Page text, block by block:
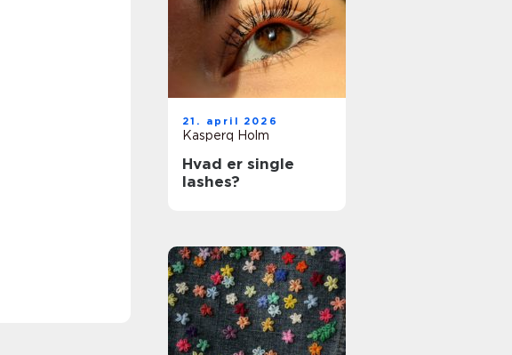
21. april 2026
Kasperq Holm
Hvad er single
lashes?